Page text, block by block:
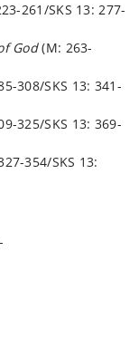
261/SKS 13: 277-
God(M: 263-
308/SKS 13: 341-
325/SKS 13: 369-
354/SKS 13: